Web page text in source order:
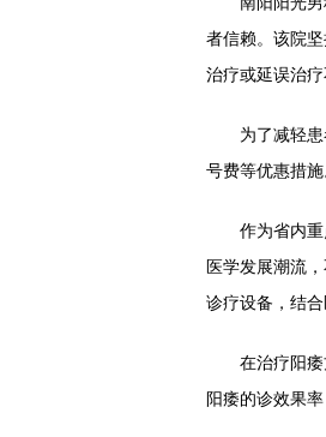
者信赖。该院
治疗或延误治
为了减轻患者
号费等优惠措
作为省内重点
医学发展潮流
诊疗设备，结
在治疗阳痿方
阳痿的诊效果